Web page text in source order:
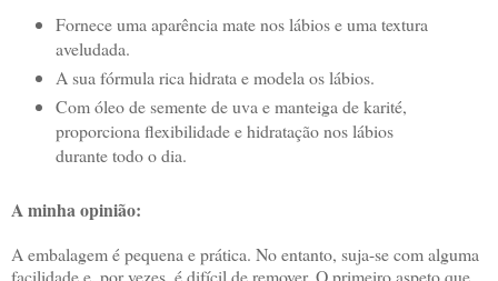
Fornece uma aparência mate nos lábios e uma textura
aveludada.
A sua fórmula rica hidrata e modela os lábios.
Com óleo de semente de uva e manteiga de karité,
proporciona flexibilidade e hidratação nos lábios
durante todo o dia.
A minha opinião:
A embalagem é pequena e prática. No entanto, suja-se com alguma
facilidade e, por vezes, é difícil de remover. O primeiro aspeto que